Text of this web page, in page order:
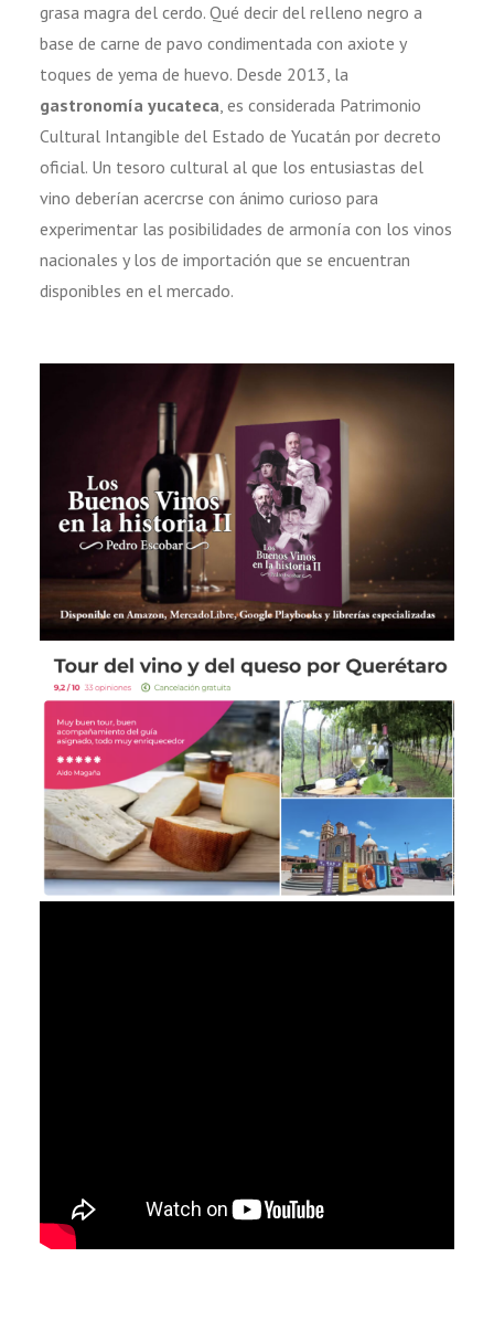
grasa magra del cerdo. Qué decir del relleno negro a
base de carne de pavo condimentada con axiote y
toques de yema de huevo. Desde 2013, la
gastronomía yucateca, es considerada Patrimonio
Cultural Intangible del Estado de Yucatán por decreto
oficial. Un tesoro cultural al que los entusiastas del
vino deberían acercrse con ánimo curioso para
experimentar las posibilidades de armonía con los vinos
nacionales y los de importación que se encuentran
disponibles en el mercado.